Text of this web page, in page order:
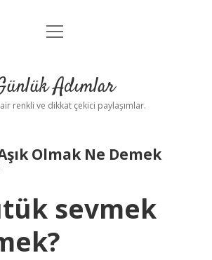
Anasayfa
Yasal Uyarı
menüyü
Adımlar
renkli ve dikkat çekici paylaşımlar.
Olmak Ne Demek
sevmek